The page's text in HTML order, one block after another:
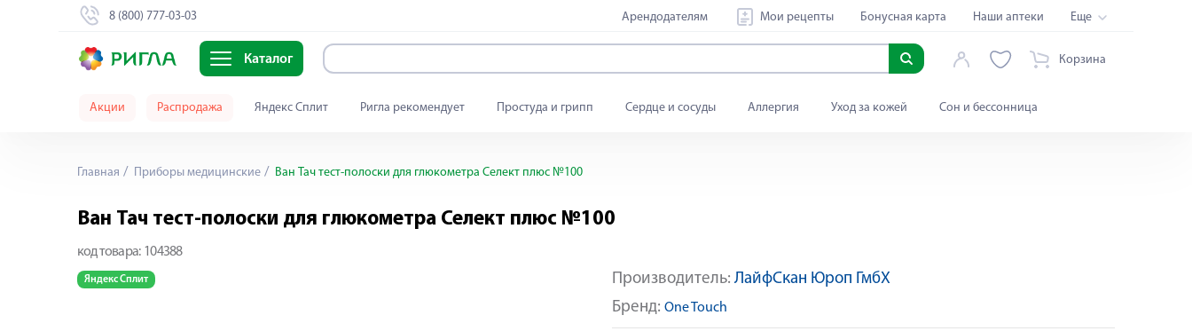
8 (800) 777-03-03 Арендодателям Мои рецепты Бонусная карта Наши аптеки Еще
Каталог Корзина
Акции Распродажа Яндекс Сплит Ригла рекомендует Простуда и грипп Сердце и сосуды Аллергия Уход за кожей Сон и бессонница
Главная Приборы медицинские Ван Тач тест-полоски для глюкометра Селект плюс №100
Ван Тач тест-полоски для глюкометра Селект плюс №100
код товара: 104388
Яндекс Сплит Производитель: ЛайфСкан Юроп ГмбХ
Бренд: One Touch